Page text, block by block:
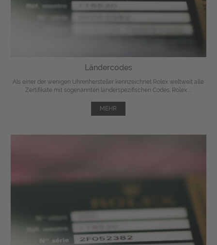
Ländercodes
Als einer der wenigen Uhrenhersteller kennzeichnet Rolex weltweit alle
Zertifikate mit sogenannten länderspezifischen Codes. Rolex ...
MEHR